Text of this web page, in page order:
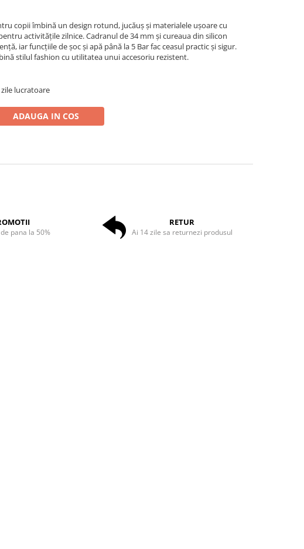
copii îmbină un design rotund, jucăuș și materialele ușoare cu
activitățile zilnice. Cadranul de 34 mm și cureaua din silicon
iar funcțiile de șoc și apă până la 5 Bar fac ceasul practic și sigur.
stilul fashion cu utilitatea unui accesoriu rezistent.
zile lucratoare
ADAUGA IN COS
pana la 50%
RETUR
Ai 14 zile sa returnezi produsul